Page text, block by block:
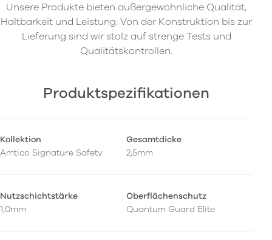
Unsere Produkte bieten außergewöhnliche Qualität,
Haltbarkeit und Leistung. Von der Konstruktion bis zur
Lieferung sind wir stolz auf strenge Tests und
Qualitätskontrollen.
Produktspezifikationen
Kollektion
Amtico Signature Safety
Gesamtdicke
2,5mm
Nutzschichtstärke
1,0mm
Oberflächenschutz
Quantum Guard Elite